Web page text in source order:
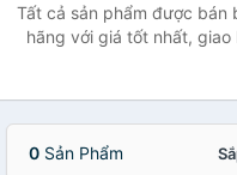
Tất cả sản phẩm được bán
hãng với giá tốt nhất, giao
0 Sản Phẩm